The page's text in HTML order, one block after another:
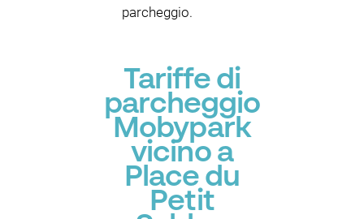
parcheggio.
Tariffe di
parcheggio
Mobypark
vicino a
Place du
Petit